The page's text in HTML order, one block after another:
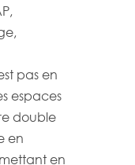
pas en
espaces
double
en
en